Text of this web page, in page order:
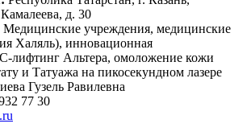
д. 30
Медицинские учреждения, медицинские
Халяль), инновационная
лифтинг Альтера, омоложение кожи
и Татуажа на пикосекундном лазере
Гузель Равилевна
77 30